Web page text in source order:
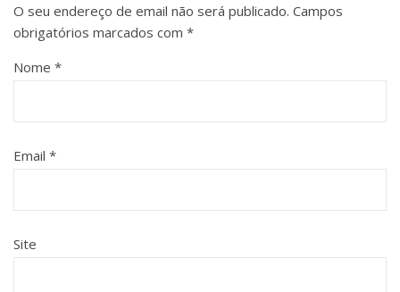
O seu endereço de email não será publicado. Campos
obrigatórios marcados com *
Nome *
Email *
Site